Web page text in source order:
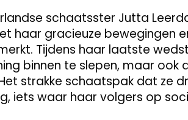
schaatsster Jutta
haar gracieuze bewegingen
Tijdens haar laatste
binnen te slepen, maar
strakke schaatspak dat ze
iets waar haar volgers op